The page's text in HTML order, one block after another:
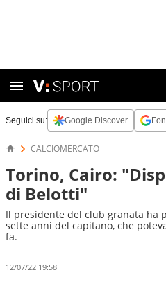
Seguici su: Google Discover
CALCIOMERCATO
Torino, Cairo:
di Belotti"
Il presidente del club granata ha
sette anni del capitano, che
fa.
12/07/22 19:58